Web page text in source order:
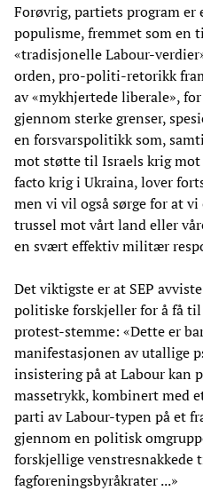
Forøvrig, partiets program
populisme, fremmet som en
«tradisjonelle Labour-
orden, pro-politi-retorikk
av «mykhjertede liberale»,
gjennom sterke grenser,
en forsvarspolitikk som,
mot støtte til Israels krig mot
facto krig i Ukraina, lover
men vi vil også sørge for at
trussel mot vårt land eller
en svært effektiv militær
Det viktigste er at SEP
politiske forskjeller for å få
protest-stemme: «Dette er
manifestasjonen av utallige
insistering på at Labour kan
massetrykk, kombinert med
parti av Labour-typen på et
gjennom en politisk
forskjellige venstresnakkede
fagforeningsbyråkrater ...»